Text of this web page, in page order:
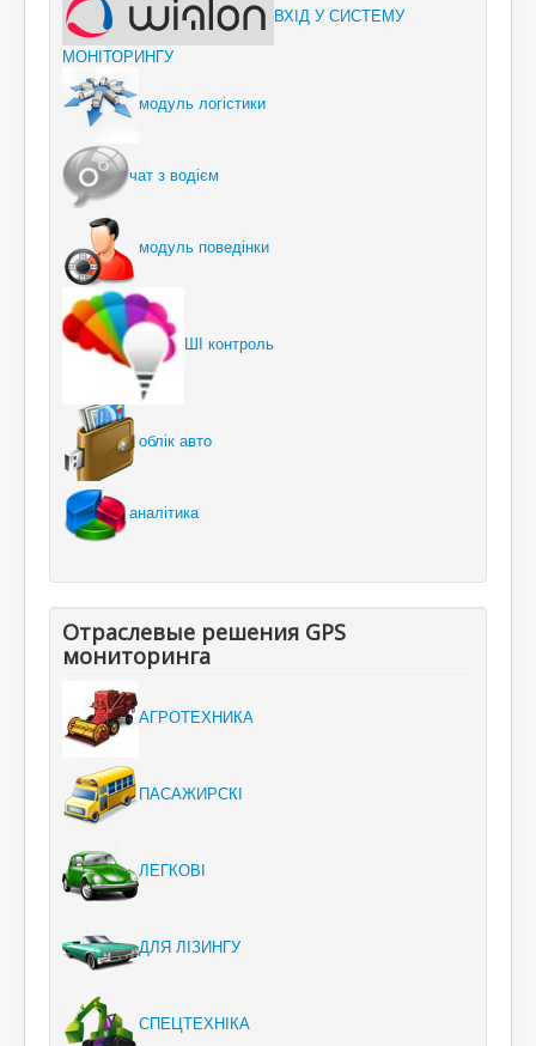
ВХІД У СИСТЕМУ
МОНІТОРИНГУ
модуль логістики
чат з водієм
модуль поведінки
ШІ контроль
облік авто
аналітика
Отраслевые решения GPS
мониторинга
АГРОТЕХНИКА
ПАСАЖИРСКІ
ЛЕГКОВІ
ДЛЯ ЛІЗИНГУ
СПЕЦТЕХНІКА